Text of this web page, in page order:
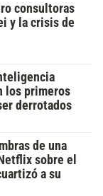
consultoras
y la crisis de
los primeros
derrotados
de una
sobre el
a su